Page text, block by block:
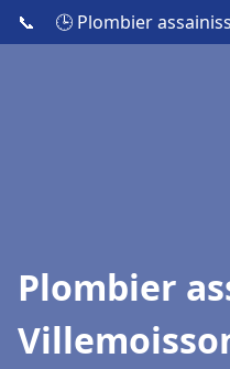
📞 🕒 Plombier
Plombier